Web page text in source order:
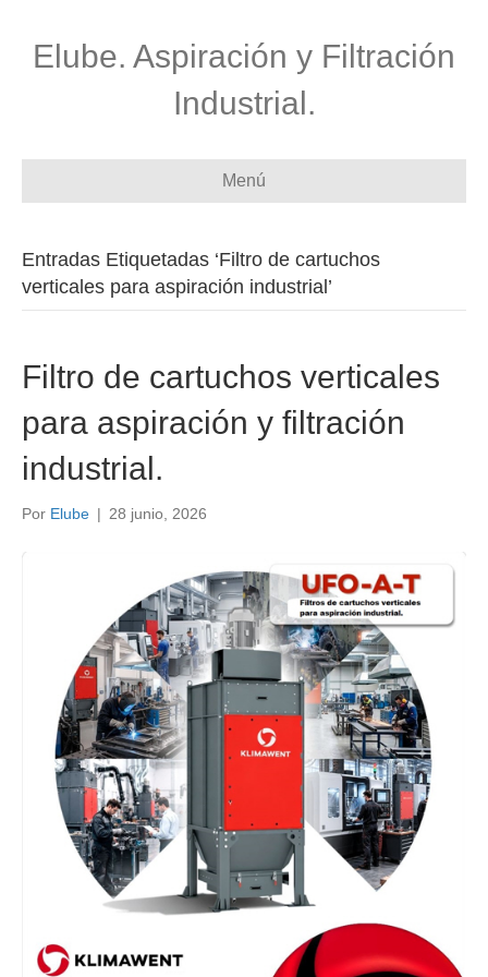
Elube. Aspiración y Filtración
Industrial.
Menú
Entradas Etiquetadas ‘Filtro de cartuchos
verticales para aspiración industrial’
Filtro de cartuchos verticales
para aspiración y filtración
industrial.
Por Elube | 28 junio, 2026